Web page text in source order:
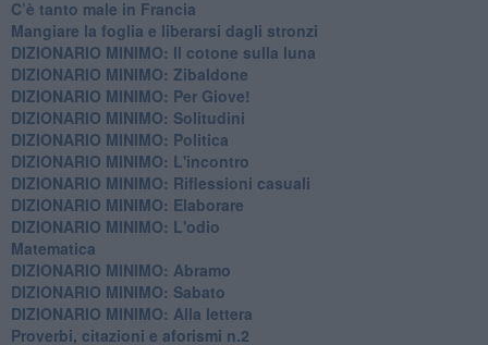
C’è tanto male in Francia
​Mangiare la foglia e liberarsi dagli stronzi
DIZIONARIO MINIMO: Il cotone sulla luna
DIZIONARIO MINIMO: Zibaldone
DIZIONARIO MINIMO: Per Giove!
DIZIONARIO MINIMO: Solitudini
DIZIONARIO MINIMO: Politica
DIZIONARIO MINIMO: L'incontro
DIZIONARIO MINIMO: Riflessioni casuali
DIZIONARIO MINIMO: Elaborare
DIZIONARIO MINIMO: L'odio
​Matematica
DIZIONARIO MINIMO: Abramo
DIZIONARIO MINIMO: Sabato
​DIZIONARIO MINIMO: Alla lettera
Proverbi, citazioni e aforismi n.2